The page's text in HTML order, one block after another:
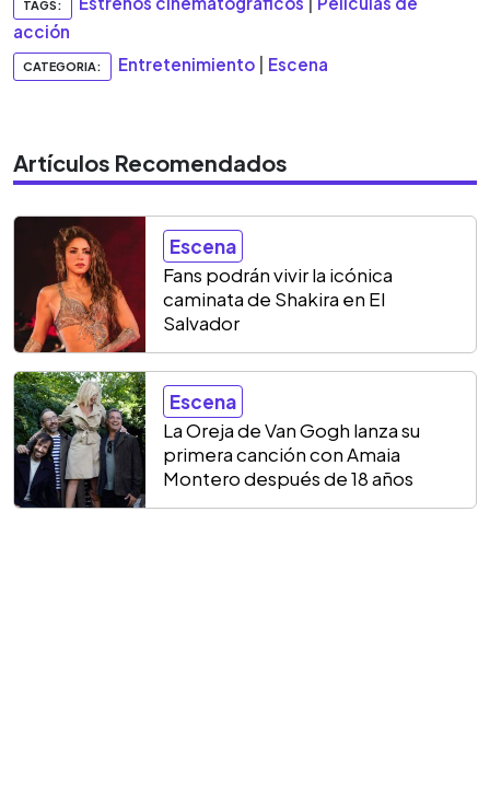
TAGS:
acción
CATEGORIA: Entretenimiento Escena
Artículos Recomendados
Escena
Fans podrán vivir la icónica
caminata de Shakira en El
Salvador
Escena
La Oreja de Van Gogh lanza su
primera canción con Amaia
Montero después de 18 años